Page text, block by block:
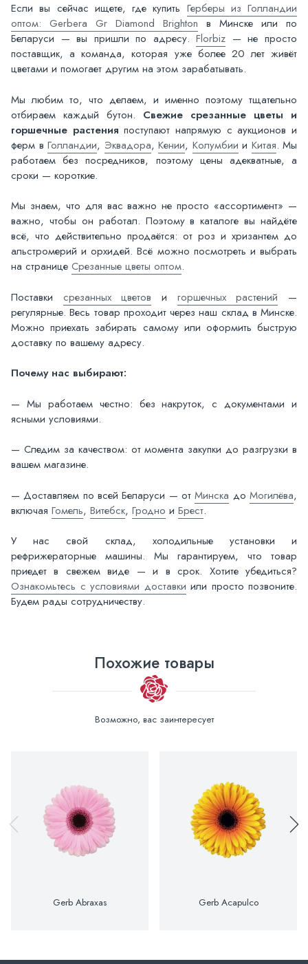
Если вы сейчас ищете, где купить Герберы из Голландии
оптом: Gerbera Gr Diamond Brighton в Минске или по
Беларуси — вы пришли по адресу.Florbiz — не просто
поставщик, а команда, которая уже более 20 лет живёт
цветами и помогает другим на этом зарабатывать.
Мы любим то, что делаем, и именно поэтому тщательно
отбираем каждый бутон. Свежие срезанные цветы и
горшечные растения поступают напрямую с аукционов и
ферм в Голландии, Эквадора, Кении, Колумбии и Китая. Мы
работаем без посредников, поэтому цены адекватные, а
сроки — короткие.
Мы знаем, что для вас важно не просто «ассортимент» —
важно, чтобы он работал. Поэтому в каталоге вы найдёте
всё, что действительно продаётся: от роз и хризантем до
альстромерий и орхидей. Всё можно посмотреть и выбрать
на странице Срезанные цветы оптом.
Поставки срезанных цветов и горшечных растений —
регулярные. Весь товар проходит через наш склад в Минске.
Можно приехать забирать самому или оформить быструю
доставку по вашему адресу.
Почему нас выбирают:
— Мы работаем честно: без накруток, с документами и
ясными условиями.
— Следим за качеством: от момента закупки до разгрузки в
вашем магазине.
— Доставляем по всей Беларуси — отМинска доМогилёва,
включая Гомель, Витебск, Гродно и Брест.
У нас свой склад, холодильные установки и
рефрижераторные машины. Мы гарантируем, что товар
приедет в свежем виде — и в срок. Хотите убедиться?
Ознакомьтесь с условиями доставки или просто позвоните.
Будем рады сотрудничеству.
Похожие товары
Возможно, вас заинтересует
Gerb Abraxas Gerb Acapulco